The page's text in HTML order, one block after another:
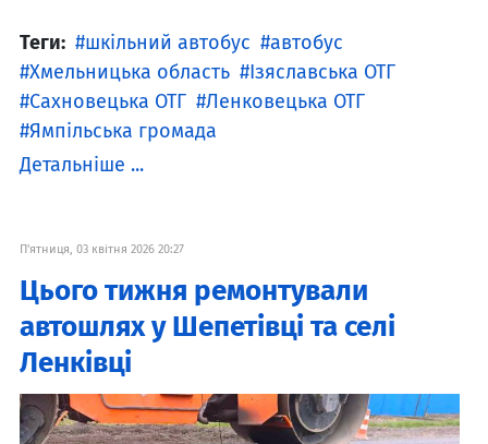
Теги: шкільний автобус
автобус
Хмельницька область
Ізяславська ОТГ
Сахновецька ОТГ
Ленковецька ОТГ
Ямпільська громада
Детальніше ...
П'ятниця, 03 квітня 2026 20:27
Цього тижня ремонтували
автошлях у Шепетівці та селі
Ленківці